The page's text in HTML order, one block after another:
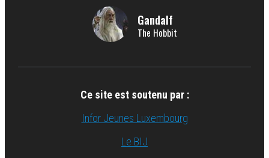
Gandalf
The Hobbit
Ce site est soutenu par :
Infor Jeunes Luxembourg
Le BIJ